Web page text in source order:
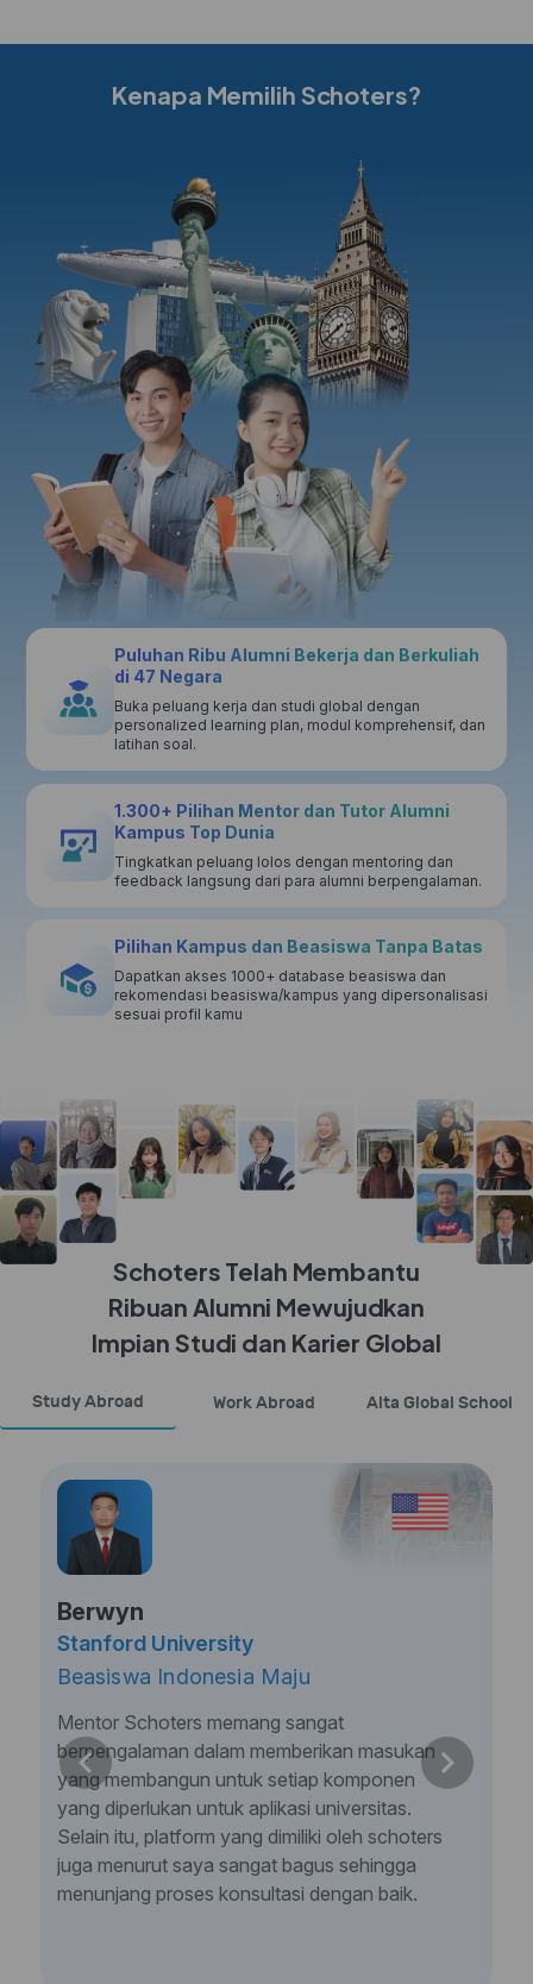
Kenapa Memilih Schoters?
Puluhan Ribu Alumni Bekerja dan Berkuliah
di 47 Negara
Buka peluang kerja dan studi global dengan
personalized learning plan, modul komprehensif, dan
latihan soal.
1.300+ Pilihan Mentor dan Tutor Alumni
Kampus Top Dunia
Tingkatkan peluang lolos dengan mentoring dan
feedback langsung dari para alumni berpengalaman.
Pilihan Kampus dan Beasiswa Tanpa Batas
Dapatkan akses 1000+ database beasiswa dan
rekomendasi beasiswa/kampus yang dipersonalisasi
sesuai profil kamu
Schoters Telah Membantu
Ribuan Alumni Mewujudkan
Impian Studi dan Karier Global
Study Abroad Work Abroad Alta Global School
Berwyn
Stanford University
Beasiswa Indonesia Maju
Mentor Schoters memang sangat
berpengalaman dalam memberikan masukan
yang membangun untuk setiap komponen
yang diperlukan untuk aplikasi universitas.
Selain itu, platform yang dimiliki oleh schoters
juga menurut saya sangat bagus sehingga
menunjang proses konsultasi dengan baik.